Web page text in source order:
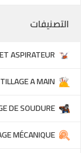
التصنيفات
ASPIRATEUR
A MAIN
DE SOUDURE
MÉCANIQUE